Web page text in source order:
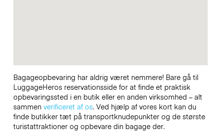
Bagageopbevaring har aldrig været nemmere! Bare gå til
LuggageHeros reservationsside for at finde et praktisk
opbevaringssted i en butik eller en anden virksomhed – alt
sammen verificeret af os. Ved hjælp af vores kort kan du
finde butikker tæt på transportknudepunkter og de største
turistattraktioner og opbevare din bagage der.